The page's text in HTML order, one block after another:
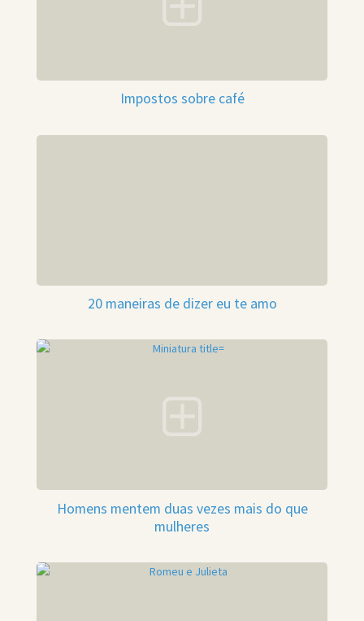
Impostos sobre café
20 maneiras de dizer eu te amo
Homens mentem duas vezes mais do que
mulheres